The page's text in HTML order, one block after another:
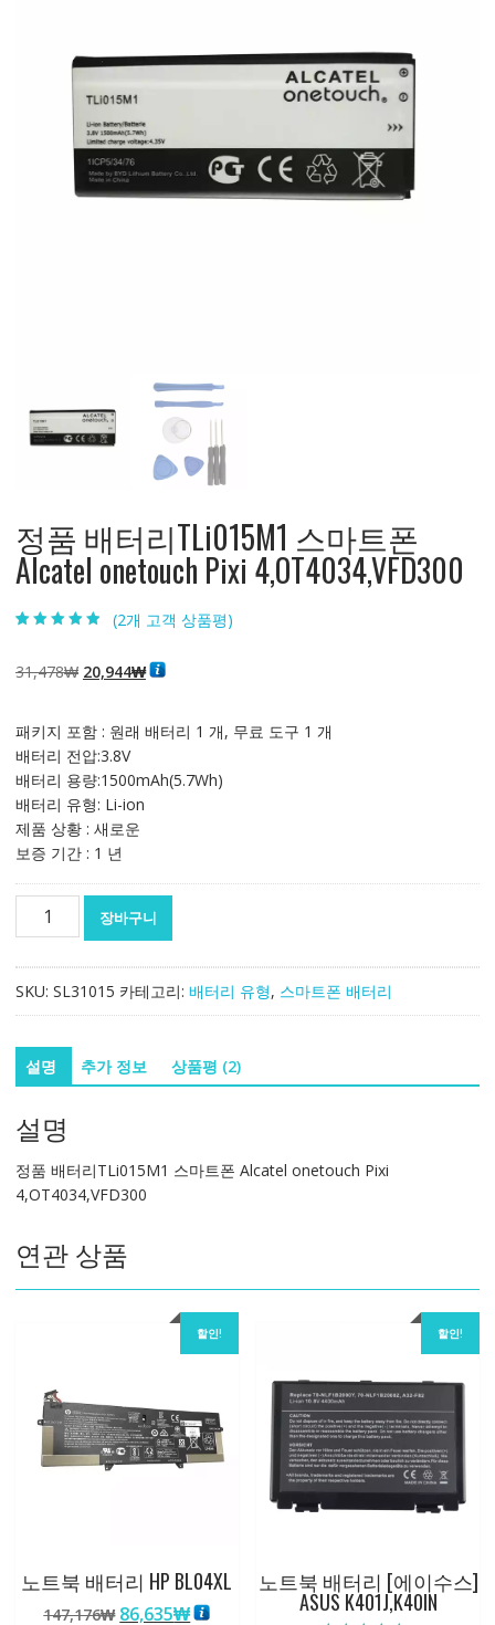
정품 배터리TLi015M1 스마트폰
Alcatel onetouch Pixi 4,OT4034,VFD300
으로 5점 만
점에점으로
(2개 고객 상품평)
31,478₩ 원
격:
31,478₩
20,944₩현
격:
패키지 포함 : 원래 배터리 1 개, 무료 도구 1 개
배터리 전압:3.8V
배터리 용량:1500mAh(5.7Wh)
배터리 유형: Li-ion
제품 상황 : 새로운
보증 기간 : 1 년
리
스
마
폰
Alcatel
onetouch
Pixi
수
량
장바구니
SKU: SL31015 카테고리: 배터리 유형, 스마트폰 배터리
설명 추가 정보 상품평 (2)
설명
정품 배터리TLi015M1 스마트폰 Alcatel onetouch Pixi
4,OT4034,VFD300
연관 상품
할인!
노트북 배터리 HP BL04XL
147,176₩ 원
86,635₩현
할인!
노트북 배터리 [에이수스]
ASUS K401J,K40IN